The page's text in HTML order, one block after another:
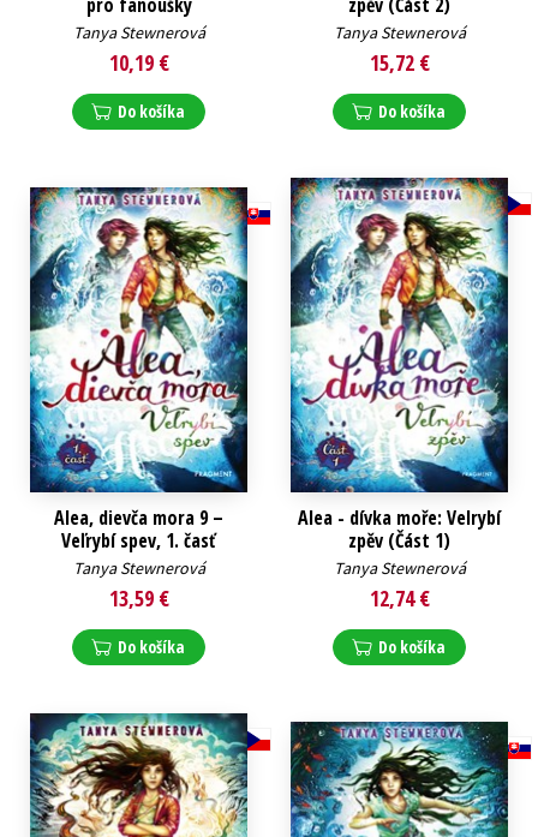
Tanya Stewnerová
10,19 €
Do košíka
Tanya Stewnerová
15,72 €
Do košíka
Alea, dievča mora 9 –
Veľrybí spev, 1. časť
Tanya Stewnerová
13,59 €
Do košíka
Alea - dívka moře: Velrybí
zpěv (Část 1)
Tanya Stewnerová
12,74 €
Do košíka